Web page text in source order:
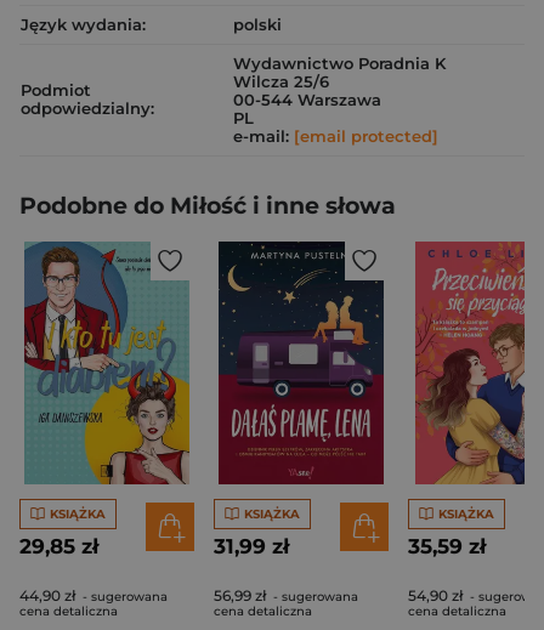
Język wydania:
polski
Podmiot
odpowiedzialny:
Wydawnictwo Poradnia K
Wilcza 25/6
00-544 Warszawa
PL
e-mail: [email protected]
Podobne do Miłość i inne słowa
KSIĄŻKA
29,85 zł
44,90 zł - sugerowana
cena detaliczna
KSIĄŻKA
31,99 zł
56,99 zł - sugerowana
cena detaliczna
KSIĄŻKA
35,59 zł
54,90 zł -
cena detaliczna